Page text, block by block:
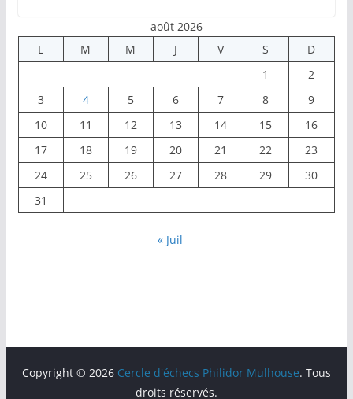
août 2026
L
M M J V S
D
1
2
3
4 5 6 7 8
9
10
11 12 13 14 15
16
17
18 19 20 21 22
23
24
25 26 27 28 29
30
31
« Juil
Copyright © 2026 Cercle d'échecs Philidor Mulhouse. Tous
droits réservés.